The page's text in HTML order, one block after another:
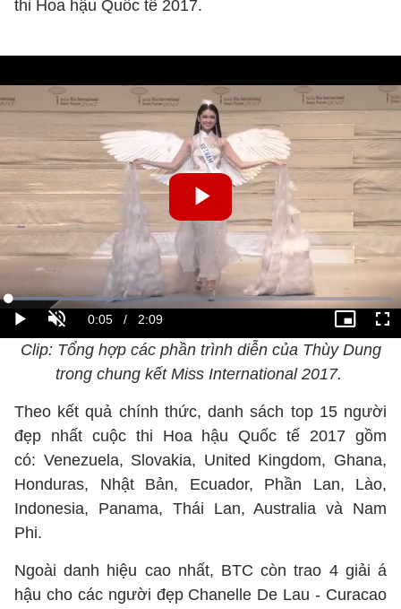
thi Hoa hậu Quốc tế 2017.
Clip: Tổng hợp các phần trình diễn của Thùy Dung
trong chung kết Miss International 2017.
Theo kết quả chính thức, danh sách top 15 người
đẹp nhất cuộc thi Hoa hậu Quốc tế 2017 gồm
có: Venezuela, Slovakia, United Kingdom, Ghana,
Honduras, Nhật Bản, Ecuador, Phần Lan, Lào,
Indonesia, Panama, Thái Lan, Australia và Nam
Phi.
Ngoài danh hiệu cao nhất, BTC còn trao 4 giải á
hậu cho các người đẹp Chanelle De Lau - Curacao